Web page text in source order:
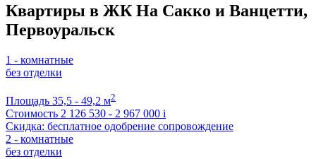
Квартиры в ЖК На Сакко и Ванцетти,
Первоуральск
1 - комнатные
без отделки
Площадь 35,5 - 49,2 м2
Стоимость 2 126 530 - 2 967 000 i
Скидка: бесплатное одобрение сопровождение
2 - комнатные
без отделки